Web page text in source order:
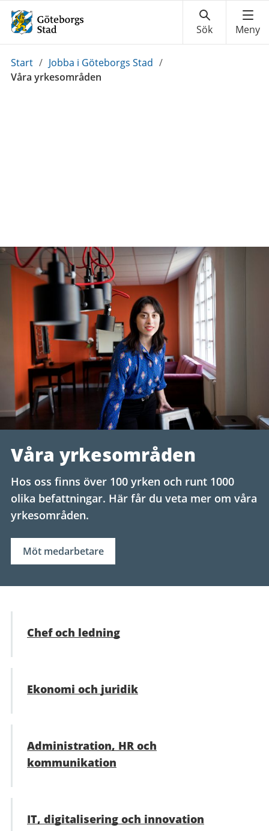
Du
är
Start / Jobba i Göteborgs Stad /
Våra yrkesområden
Våra yrkesområden
Hos oss finns över 100 yrken och runt 1000
olika befattningar. Här får du veta mer om våra
yrkesområden.
Möt medarbetare
Chef och ledning
Ekonomi och juridik
Administration, ​HR och
kommunikation
IT, digitalisering och innovation